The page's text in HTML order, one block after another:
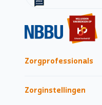
Zorgprofessionals
Zorginstellingen